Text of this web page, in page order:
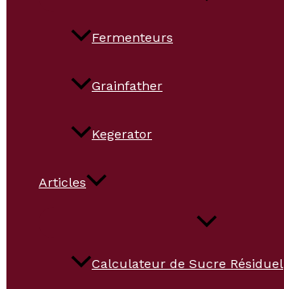
Fermenteurs
Grainfather
Kegerator
Articles
Calculateur de Sucre Résiduel